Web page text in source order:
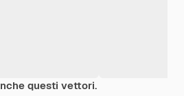
questi vettori.